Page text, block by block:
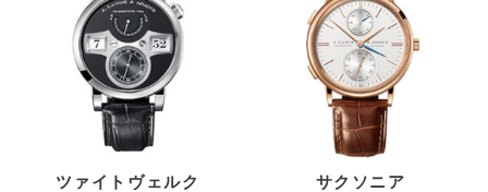
ツァイトヴェルク サクソニア